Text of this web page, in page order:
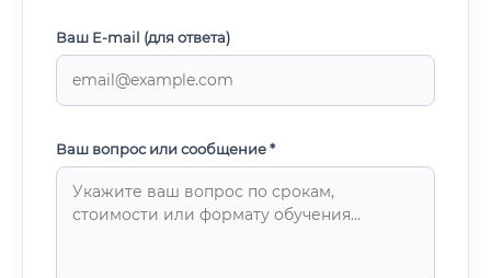
Ваш E-mail (для ответа)
Ваш вопрос или сообщение *